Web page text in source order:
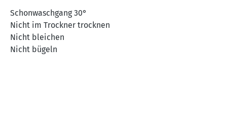
Schonwaschgang 30°
Nicht im Trockner trocknen
Nicht bleichen
Nicht bügeln